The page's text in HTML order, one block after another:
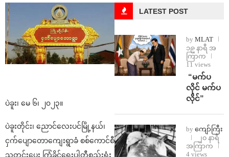
ပဲခူး၊ မေ ၆၊ ၂၀၂၃။
ပဲခူးတိုင်း၊ ညောင်လေးပင်မြို့နယ်၊
ငှက်ပျောတောကျေးရွာခံ စစ်ကောင်စီ
သတင်းပေး ကြံ့ခိုင်ရေးပါတီစည်းရုံး
LATEST POST
by MLAT
၁၉ နာရီ အ
ကြာက
11 views
⁨ ⁨“မက်ပ
လိုင် မက်ပ
လိုင်”
by ကျော်ကြီး
၂၀ နာရီ
အကြာက
4 views